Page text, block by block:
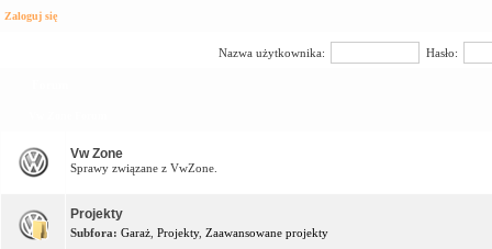
Zaloguj się
Nazwa użytkownika: Hasło:
Vw Zone
Sprawy związane z VwZone.
Projekty
Subfora: Garaż Projekty, Zaawansowane projekty